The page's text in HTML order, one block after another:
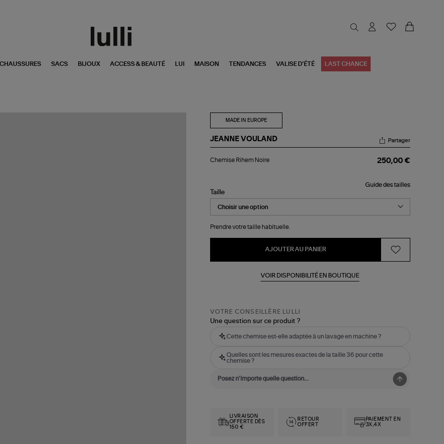
CHAUSSURES SACS BIJOUX ACCESS & BEAUTÉ LUI MAISON TENDANCES VALISE D'ÉTÉ LAST CHANCE
MADE IN EUROPE
JEANNE VOULAND
Rihem
Partager
Chemise Rihem Noire 250,00 €
Guide des tailles
Taille
Prendre votre taille habituelle.
AJOUTER AU PANIER
VOIR DISPONIBILITÉ EN BOUTIQUE
VOTRE CONSEILLÈRE LULLI
Une question sur ce produit ?
Cette chemise est-elle adaptée à un lavage en machine ?
Quelles sont les mesures exactes de la taille 36 pour cette
chemise ?
LIVRAISON
OFFERTE DÈS
150 €
RETOUR
OFFERT
PAIEMENT EN
3X,4X